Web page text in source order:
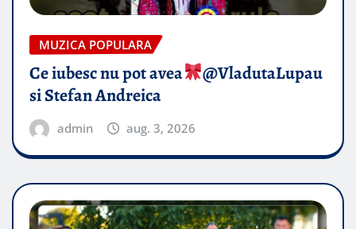
MUZICA POPULARA
Ce iubesc nu pot avea
​@VladutaLupau
si Stefan Andreica
admin aug. 3, 2026